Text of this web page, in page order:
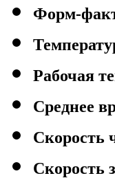
Форм-
Рабочая
Среднее
Cкорость
Cкорость